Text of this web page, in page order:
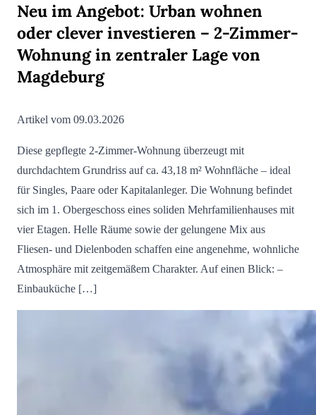
Neu im Angebot: Urban wohnen
oder clever investieren – 2-Zimmer-
Wohnung in zentraler Lage von
Magdeburg
Artikel vom 09.03.2026
Diese gepflegte 2-Zimmer-Wohnung überzeugt mit
durchdachtem Grundriss auf ca. 43,18 m² Wohnfläche – ideal
für Singles, Paare oder Kapitalanleger. Die Wohnung befindet
sich im 1. Obergeschoss eines soliden Mehrfamilienhauses mit
vier Etagen. Helle Räume sowie der gelungene Mix aus
Fliesen- und Dielenboden schaffen eine angenehme, wohnliche
Atmosphäre mit zeitgemäßem Charakter. Auf einen Blick: –
Einbauküche […]